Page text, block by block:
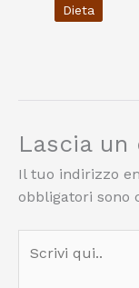
Dieta
Lascia
Il tuo indirizzo
obbligatori sono
qui..